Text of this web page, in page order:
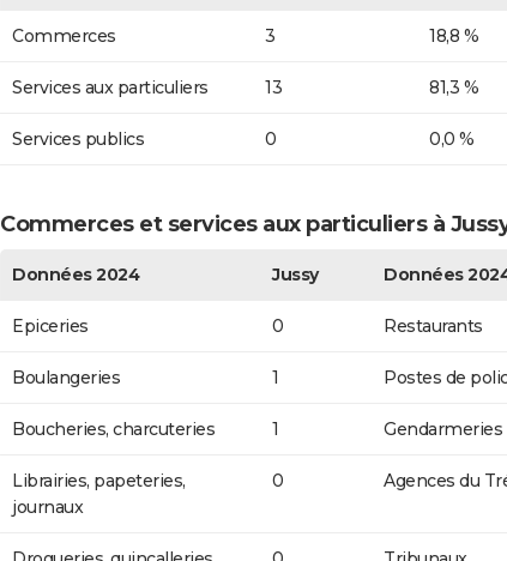
Commerces 3 18,8 %
Services aux particuliers 13 81,3 %
Services publics 0 0,0 %
Commerces et services aux particuliers à
Données 2024 Jussy Données
Epiceries 0 Restaurants
Boulangeries 1 Postes de
Boucheries, charcuteries 1 Gendarmeries
Librairies, papeteries,
journaux
0 Agences du